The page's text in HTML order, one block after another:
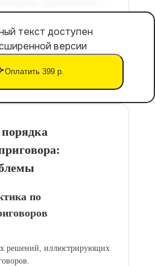
текст доступен
версии
Оплатить 399 р.
по
решений, иллюстрирующих